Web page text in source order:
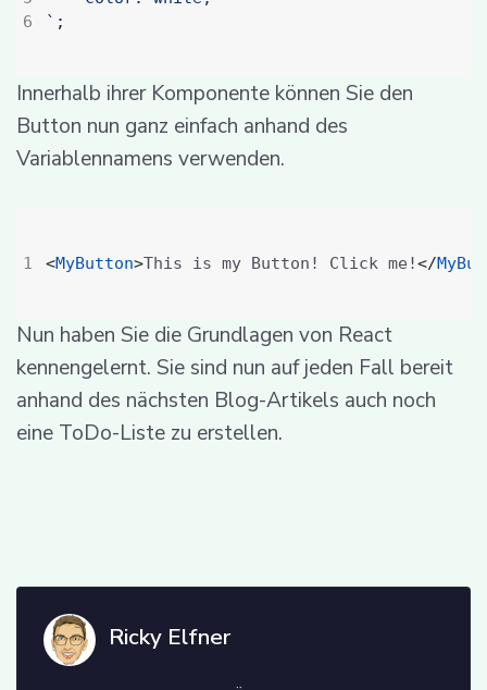
` ;
Innerhalb ihrer Komponente können Sie den
Button nun ganz einfach anhand des
Variablennamens verwenden.
<MyButton>This is my Button! Click me!</
Nun haben Sie die Grundlagen von React
kennengelernt. Sie sind nun auf jeden Fall bereit
anhand des nächsten Blog-Artikels auch noch
eine ToDo-Liste zu erstellen.
Ricky Elfner